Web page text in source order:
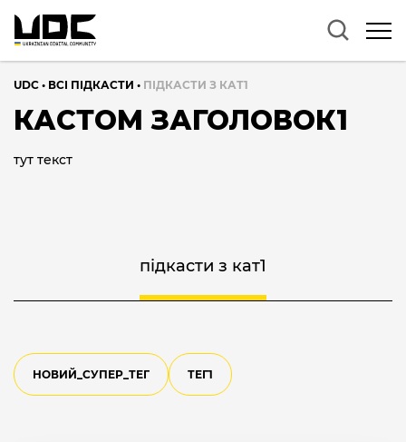
UDC • ВСІ ПІДКАСТИ • ПІДКАСТИ З КАТ1
КАСТОМ ЗАГОЛОВОК1
тут текст
підкасти з кат1
НОВИЙ_СУПЕР_ТЕГ ТЕГ1